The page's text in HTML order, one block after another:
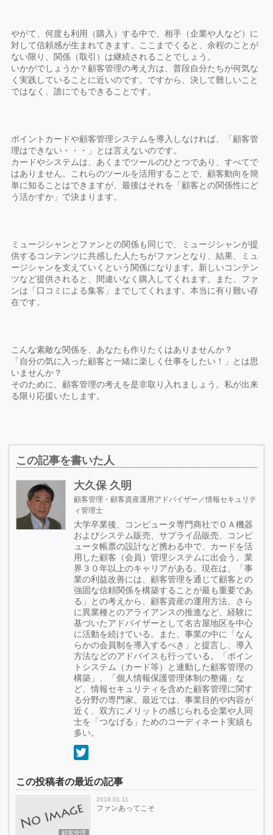
やがて、何度も利用（購入）する中で、相手（企業や人など）に
対して信頼感が生まれてきます。ここまでくると、余程のことが
ない限り、関係（取引）は継続されることでしょう。
いかがでしょうか？顧客管理の考え方は、普段自分たちが何気な
く実践していることに近いのです。ですから、決して難しいこと
ではなく、誰にでもできることです。
ポイントカードや顧客管理システムを導入しなければ、「顧客管
理はできない・・・」とは言えないのです。
カードやシステムは、あくまでツールのひとつであり、すべてで
はありません。これらのツールを活用することで、顧客動向を簡
単に知ることはできますが、最後はそれを「顧客との関係性にど
う活かすか」で決まります。
ミュージシャンとファンとの関係も同じで、ミュージシャンが提
供するコンテンツに共感した人たちがファンとなり、結果、ミュ
ージシャンを支えていくという関係になります。新しいコンテン
ツなど提供されると、間違いなく購入してくれます。また、ファ
ンは「口コミによる集客」までしてくれます。本当に有り難い存
在です。
こんな素敵な関係を、あなたも作りたくはありませんか？
「自分の気に入った顧客と一緒に楽しく仕事をしたい！」とは思
いませんか？
そのために、顧客管理の考えを是非取り入れましょう。私が出来
る限り応援いたします。
この記事を書いた人
大久保 久明
顧客管理・顧客資産運用アドバイザー／情報セキュリテ
ィ管理士
大学卒業後、コンピュータ専門商社でＯＡ機器
およびシステム販売、サプライ品販売、コンピ
ュータ帳票の設計など携わる中で、カードを活
用した顧客（会員）管理システムに出会う。業
界３０年以上のキャリアがある。現在は、「事
業の利益改善には、顧客管理を通じて顧客との
強固な信頼関係を構築することが最も重要であ
る」との考えから、顧客資産の運用方法、さら
に異業種とのアライアンスの推進など、経験に
基づいたアドバイザーとして名古屋地区を中心
に活動を続けている。また、事業の中に「なん
らかの会員制を導入するべき」と提言し、導入
方法などのアドバイスも行っている。「ポイン
トシステム（カード等）と連動した顧客管理の
構築」、「個人情報保護管理体制の整備」な
ど、情報セキュリティを含めた顧客管理に関す
る分野の専門家。最近では、事業目的や内容が
近く、双方にメリットの感じられる企業や人同
士を「つなげる」ためのコーディネート実績も
多い。
この投稿者の最近の記事
顧客管理
2019.01.11
ファンあってこそ